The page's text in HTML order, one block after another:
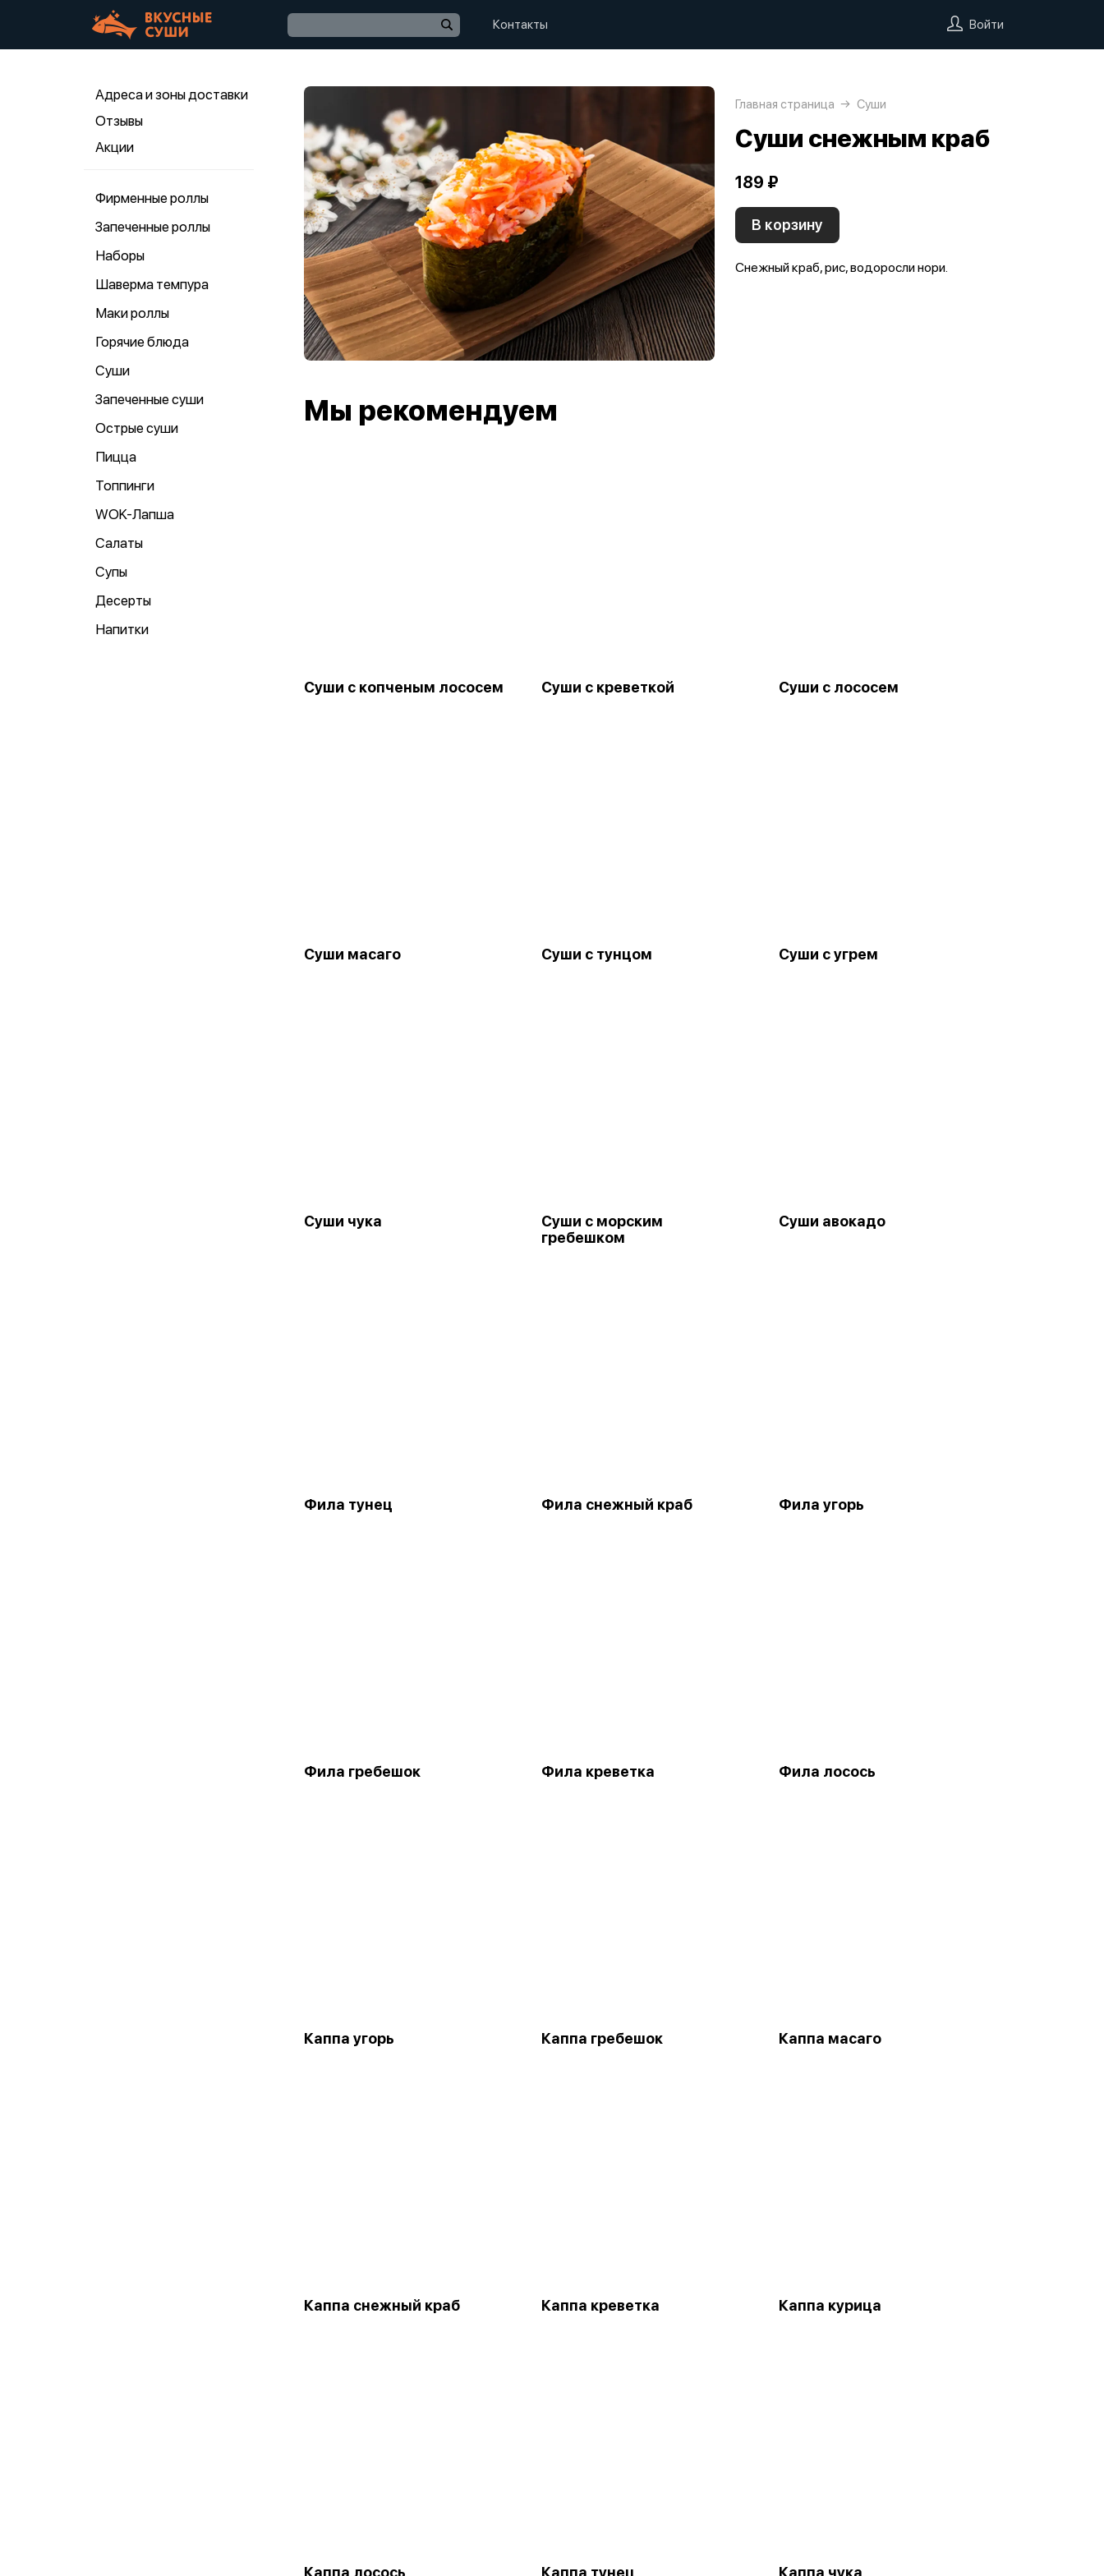
Контакты Войти
Адреса и зоны доставки
Отзывы
Акции
Фирменные роллы
Запеченные роллы
Наборы
Шаверма темпура
Маки роллы
Горячие блюда
Суши
Запеченные суши
Острые суши
Пицца
Топпинги
WOK-Лапша
Салаты
Супы
Десерты
Напитки
Главная страница Суши
Суши снежным краб
189 ₽
В корзину
Снежный краб, рис, водоросли нори.
Мы рекомендуем
Суши с копченым лососем Суши с креветкой Суши с лососем
Суши масаго Суши с тунцом Суши с угрем
Суши чука
Суши с морским
гребешком
Суши авокадо
Фила тунец Фила снежный краб Фила угорь
Фила гребешок Фила креветка Фила лосось
Каппа угорь Каппа гребешок Каппа масаго
Каппа снежный краб Каппа креветка Каппа курица
Каппа лосось Каппа тунец Каппа чука